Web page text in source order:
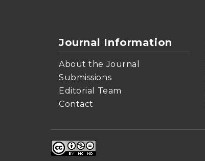
Journal Information
About the Journal
Submissions
Editorial Team
Contact